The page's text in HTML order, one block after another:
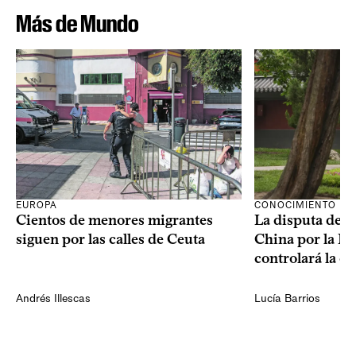
Más de Mundo
EUROPA
Cientos de menores migrantes
siguen por las calles de Ceuta
Andrés Illescas
CONOCIMIENTO
La disputa de
China por la
controlará la
Lucía Barrios